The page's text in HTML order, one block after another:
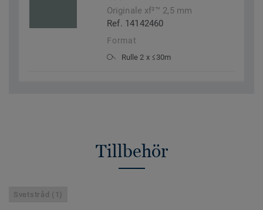
Originale xf²™ 2,5 mm
Ref. 14142460
Format
Rulle 2 x ≤30m
Tillbehör
Svetstråd (1)